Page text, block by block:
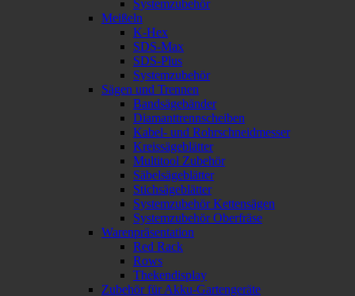
Systemzubehör
Meißeln
K-Hex
SDS-Max
SDS-Plus
Systemzubehör
Sägen und Trennen
Bandsägebänder
Diamanttrennscheiben
Kabel- und Rohrschneidmesser
Kreissägeblätter
Multitool Zubehör
Säbelsägeblätter
Stichsägeblätter
Systemzubehör Kettensägen
Systemzubehör Oberfräse
Warenpräsentation
Red Rack
Rows
Thekendisplay
Zubehör für Akku-Gartengeräte